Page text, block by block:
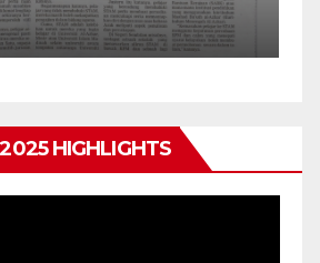
HIGHLIGHTS